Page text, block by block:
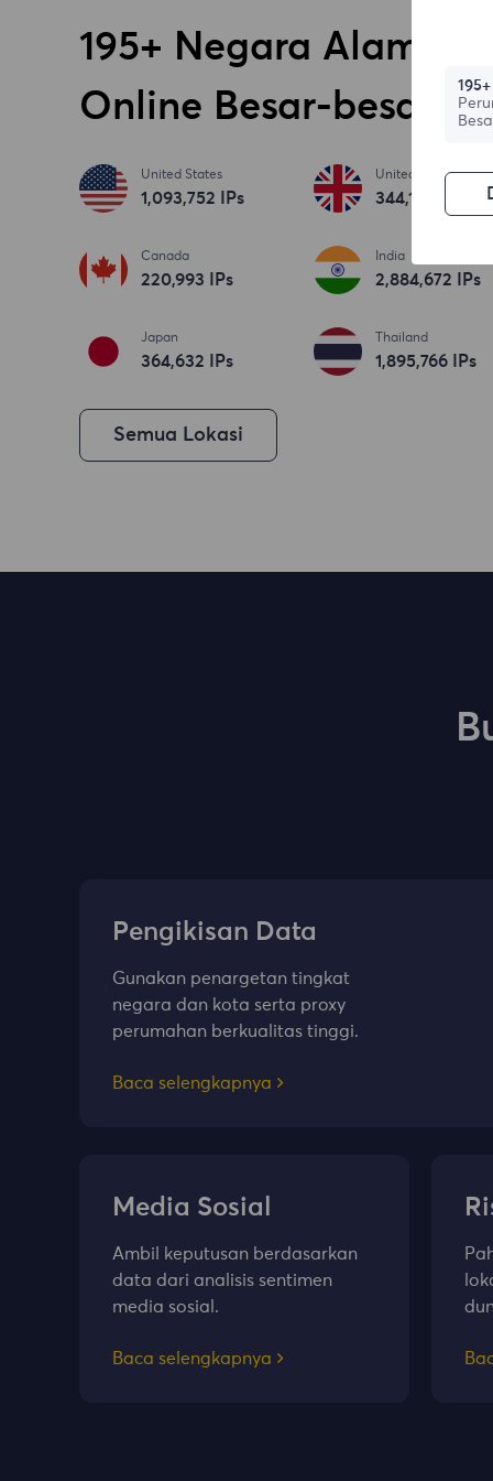
195+ Negara Alamat
Online Besar-besaran
United States
1,093,753 IPs
United Kingdom
344,186
Canada
220,994 IPs
India
2,884,673 IPs
Japan
364,633 IPs
Thailand
1,895,767IPs
Semua Lokasi
Pengikisan Data
Gunakan penargetan tingkat
negara dan kota serta proxy
perumahan berkualitas tinggi.
Baca selengkapnya
Media Sosial
Ambil keputusan berdasarkan
data dari analisis sentimen
media sosial.
Baca selengkapnya
195+